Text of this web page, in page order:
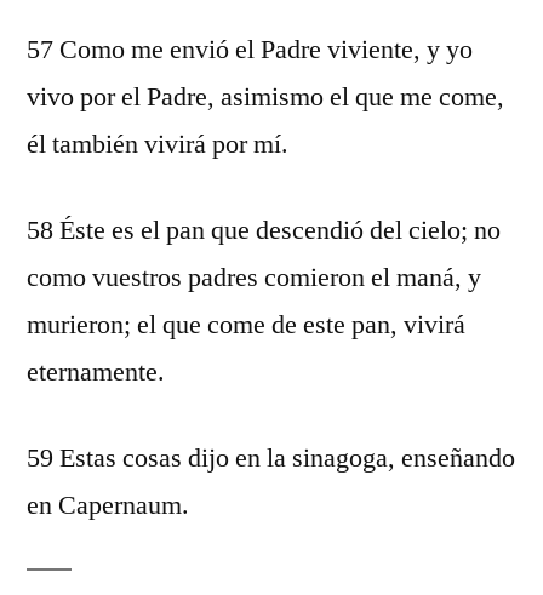
57 Como me envió el Padre viviente, y yo
vivo por el Padre, asimismo el que me come,
él también vivirá por mí.
58 Éste es el pan que descendió del cielo; no
como vuestros padres comieron el maná, y
murieron; el que come de este pan, vivirá
eternamente.
59 Estas cosas dijo en la sinagoga, enseñando
en Capernaum.